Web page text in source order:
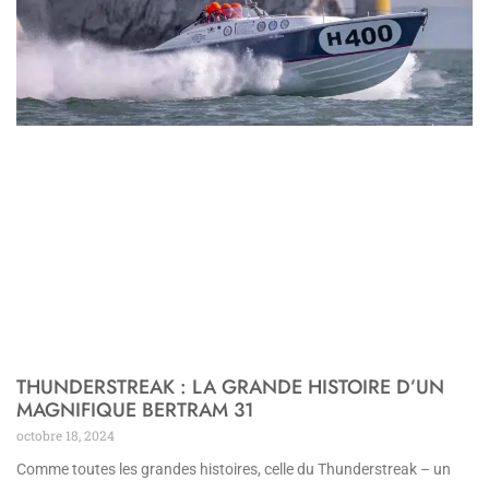
THUNDERSTREAK : LA GRANDE HISTOIRE D’UN
MAGNIFIQUE BERTRAM 31
octobre 18, 2024
Comme toutes les grandes histoires, celle du Thunderstreak – un